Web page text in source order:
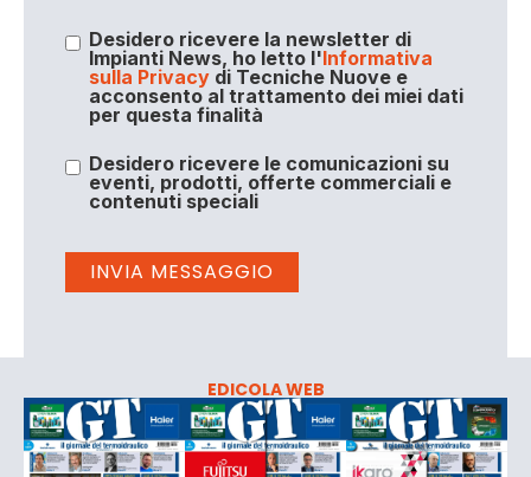
Desidero ricevere la newsletter di
Impianti News, ho letto l'Informativa
sulla Privacydi Tecniche Nuove e
acconsento al trattamento dei miei dati
per questa finalità
Desidero ricevere le comunicazioni su
eventi, prodotti, offerte commerciali e
contenuti speciali
EDICOLA WEB